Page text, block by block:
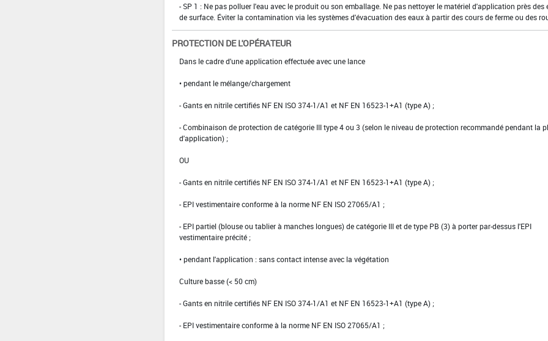
- SP 1 : Ne pas polluer l'eau avec le produit ou son emballage. Ne pas nettoyer le matériel d'application près des
de surface. Éviter la contamination via les systèmes d'évacuation des eaux à partir des cours de ferme ou des
PROTECTION DE L'OPÉRATEUR
Dans le cadre d'une application effectuée avec une lance
• pendant le mélange/chargement
- Gants en nitrile certifiés NF EN ISO 374-1/A1 et NF EN 16523-1+A1 (type A) ;
- Combinaison de protection de catégorie III type 4 ou 3 (selon le niveau de protection recommandé pendant la
d'application) ;
OU
- Gants en nitrile certifiés NF EN ISO 374-1/A1 et NF EN 16523-1+A1 (type A) ;
- EPI vestimentaire conforme à la norme NF EN ISO 27065/A1 ;
- EPI partiel (blouse ou tablier à manches longues) de catégorie III et de type PB (3) à porter par-dessus l'EPI
vestimentaire précité ;
• pendant l'application : sans contact intense avec la végétation
Culture basse (< 50 cm)
- Gants en nitrile certifiés NF EN ISO 374-1/A1 et NF EN 16523-1+A1 (type A) ;
- EPI vestimentaire conforme à la norme NF EN ISO 27065/A1 ;